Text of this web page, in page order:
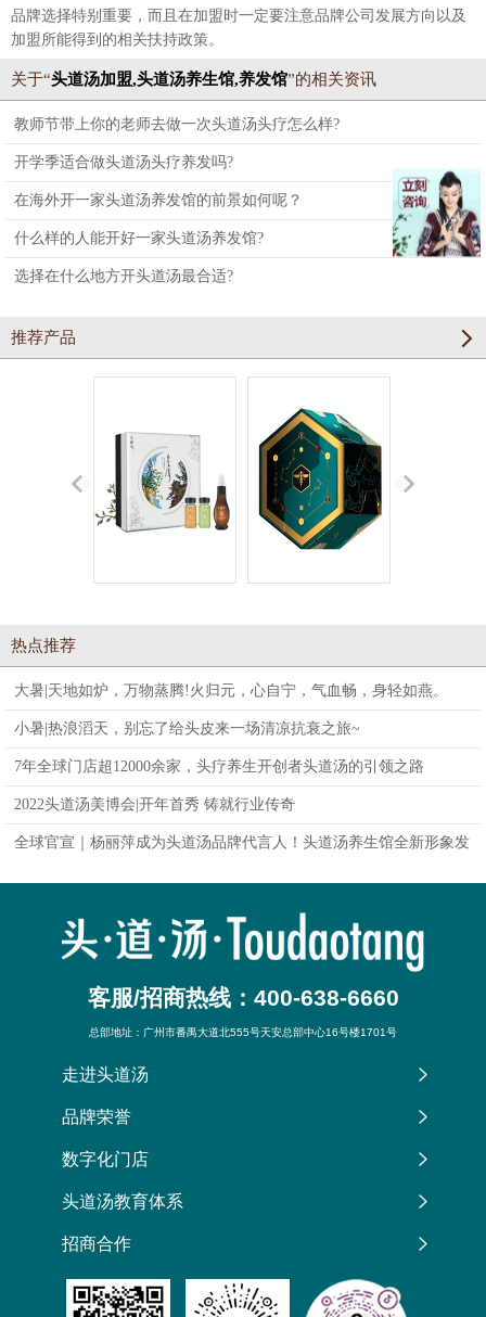
品牌选择特别重要，而且在加盟时一定要注意品牌公司发展方向以及
加盟所能得到的相关扶持政策。
关于“头道汤加盟,头道汤养生馆,养发馆”的相关资讯
教师节带上你的老师去做一次头道汤头疗怎么样?
开学季适合做头道汤头疗养发吗?
在海外开一家头道汤养发馆的前景如何呢？
什么样的人能开好一家头道汤养发馆?
选择在什么地方开头道汤最合适?
推荐产品
热点推荐
大暑|天地如炉，万物蒸腾!火归元，心自宁，气血畅，身轻如燕。
小暑|热浪滔天，别忘了给头皮来一场清凉抗衰之旅~
7年全球门店超12000余家，头疗养生开创者头道汤的引领之路
2022头道汤美博会|开年首秀 铸就行业传奇
全球官宣｜杨丽萍成为头道汤品牌代言人！头道汤养生馆全新形象发
客服/招商热线：400-638-6660
总部地址：广州市番禺大道北555号天安总部中心16号楼1701号
走进头道汤
品牌荣誉
数字化门店
头道汤教育体系
招商合作